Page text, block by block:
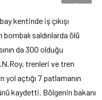
kentinde iş çıkışı
saldırılarda ölü
da 300 olduğu
trenleri ve tren
yol açtığı 7 patlamanın
kaydetti. Bölgenin bakanı